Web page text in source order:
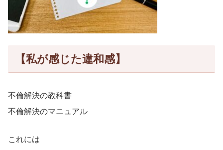
【私が感じた違和感】
不倫解決の教科書
不倫解決のマニュアル
これには